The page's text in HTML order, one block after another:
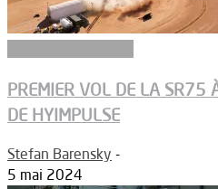
PREMIER VOL DE LA SR75
DE HYIMPULSE
Stefan Barensky -
5 mai 2024